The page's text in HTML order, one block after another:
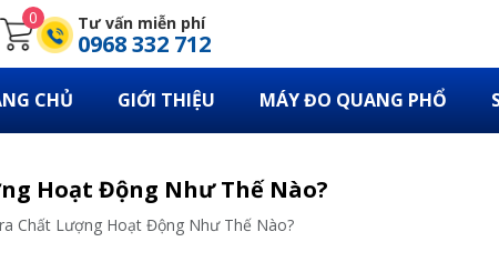
0 Tư vấn miễn phí
0968 332 712
CHỦ GIỚI THIỆU MÁY ĐO QUANG PHỔ
Hoạt Động Như Thế Nào?
Chất Lượng Hoạt Động Như Thế Nào?